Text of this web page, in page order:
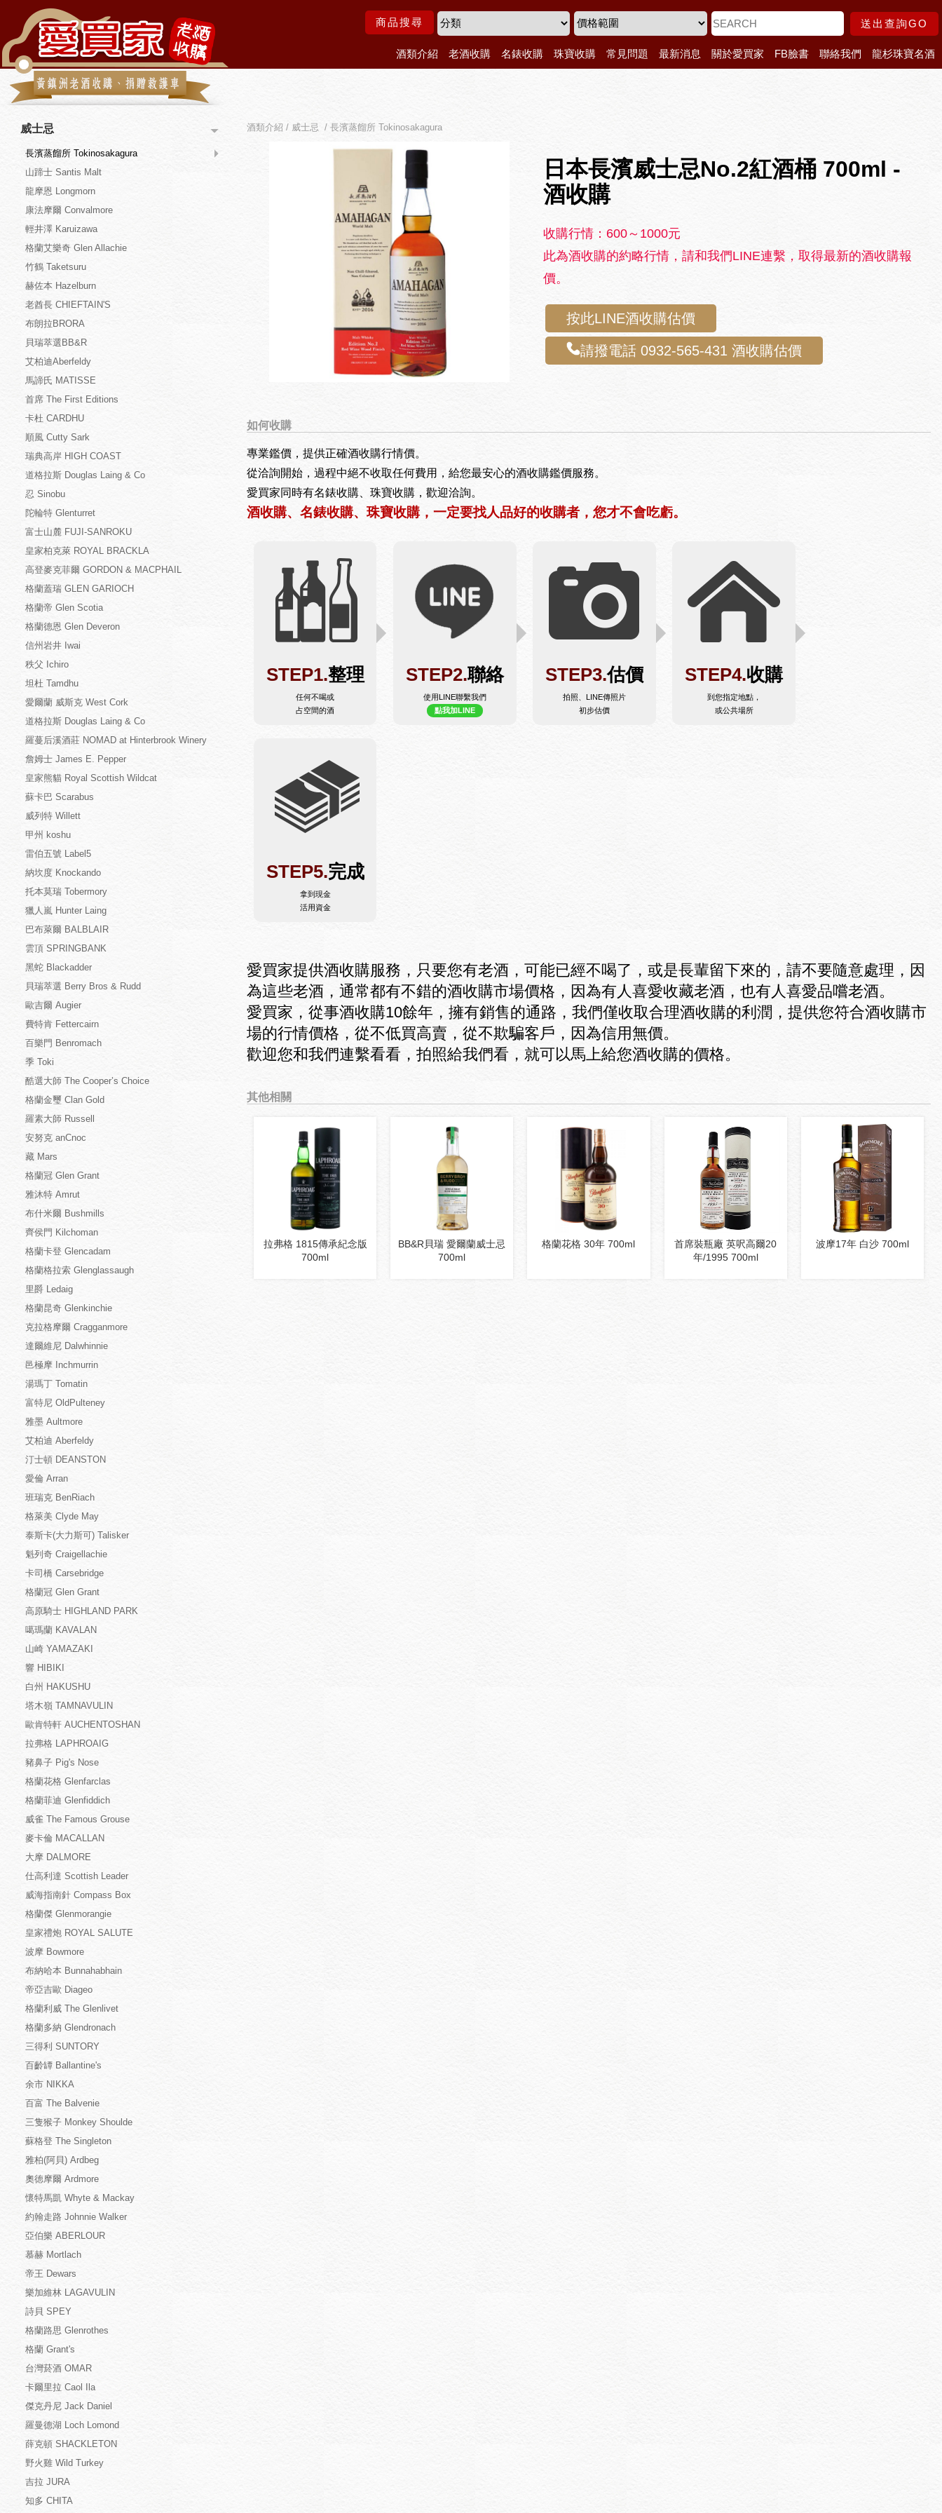
商品搜尋 送出查詢GO
酒類介紹 老酒收購 名錶收購 珠寶收購 常見問題 最新消息 關於愛買家 FB臉書 聯絡我們 龍杉珠寶名酒
威士忌
長濱蒸餾所 Tokinosakagura
山蹄士 Santis Malt
龍摩恩 Longmorn
康法摩爾 Convalmore
輕井澤 Karuizawa
格蘭艾樂奇 Glen Allachie
竹鶴 Taketsuru
赫佐本 Hazelburn
老酋長 CHIEFTAIN'S
布朗拉BRORA
貝瑞萃選BB&R
艾柏迪Aberfeldy
馬諦氏 MATISSE
首席 The First Editions
卡杜 CARDHU
順風 Cutty Sark
瑞典高岸 HIGH COAST
道格拉斯 Douglas Laing & Co
忍 Sinobu
陀輪特 Glenturret
富士山麓 FUJI-SANROKU
皇家柏克萊 ROYAL BRACKLA
高登麥克菲爾 GORDON & MACPHAIL
格蘭蓋瑞 GLEN GARIOCH
格蘭帝 Glen Scotia
格蘭德恩 Glen Deveron
信州岩井 Iwai
秩父 Ichiro
坦杜 Tamdhu
愛爾蘭 威斯克 West Cork
道格拉斯 Douglas Laing & Co
羅蔓后溪酒莊 NOMAD at Hinterbrook Winery
詹姆士 James E. Pepper
皇家熊貓 Royal Scottish Wildcat
蘇卡巴 Scarabus
威列特 Willett
甲州 koshu
雷伯五號 Label5
納坎度 Knockando
托本莫瑞 Tobermory
獵人嵐 Hunter Laing
巴布萊爾 BALBLAIR
雲頂 SPRINGBANK
黑蛇 Blackadder
貝瑞萃選 Berry Bros & Rudd
歐吉爾 Augier
費特肯 Fettercairn
百樂門 Benromach
季 Toki
酷選大師 The Cooper’s Choice
格蘭金璽 Clan Gold
羅素大師 Russell
安努克 anCnoc
藏 Mars
格蘭冠 Glen Grant
雅沐特 Amrut
布什米爾 Bushmills
齊侯門 Kilchoman
格蘭卡登 Glencadam
格蘭格拉索 Glenglassaugh
里爵 Ledaig
格蘭昆奇 Glenkinchie
克拉格摩爾 Cragganmore
達爾維尼 Dalwhinnie
邑極摩 Inchmurrin
湯瑪丁 Tomatin
富特尼 OldPulteney
雅墨 Aultmore
艾柏迪 Aberfeldy
汀士頓 DEANSTON
愛倫 Arran
班瑞克 BenRiach
格萊美 Clyde May
泰斯卡(大力斯可) Talisker
魁列奇 Craigellachie
卡司橋 Carsebridge
格蘭冠 Glen Grant
高原騎士 HIGHLAND PARK
噶瑪蘭 KAVALAN
山崎 YAMAZAKI
響 HIBIKI
白州 HAKUSHU
塔木嶺 TAMNAVULIN
歐肯特軒 AUCHENTOSHAN
拉弗格 LAPHROAIG
豬鼻子 Pig's Nose
格蘭花格 Glenfarclas
格蘭菲迪 Glenfiddich
威雀 The Famous Grouse
麥卡倫 MACALLAN
大摩 DALMORE
仕高利達 Scottish Leader
威海指南針 Compass Box
格蘭傑 Glenmorangie
皇家禮炮 ROYAL SALUTE
波摩 Bowmore
布納哈本 Bunnahabhain
帝亞吉歐 Diageo
格蘭利威 The Glenlivet
格蘭多納 Glendronach
三得利 SUNTORY
百齡罈 Ballantine's
余市 NIKKA
百富 The Balvenie
三隻猴子 Monkey Shoulde
蘇格登 The Singleton
雅柏(阿貝) Ardbeg
奧徳摩爾 Ardmore
懷特馬凱 Whyte & Mackay
約翰走路 Johnnie Walker
亞伯樂 ABERLOUR
慕赫 Mortlach
帝王 Dewars
樂加維林 LAGAVULIN
詩貝 SPEY
格蘭路思 Glenrothes
格蘭 Grant's
台灣菸酒 OMAR
卡爾里拉 Caol Ila
傑克丹尼 Jack Daniel
羅曼德湖 Loch Lomond
薛克頓 SHACKLETON
野火雞 Wild Turkey
吉拉 JURA
知多 CHITA
酒類介紹 / 威士忌 / 長濱蒸餾所 Tokinosakagura
日本長濱威士忌No.2紅酒桶 700ml -
酒收購
收購行情：600～1000元
此為酒收購的約略行情，請和我們LINE連繫，取得最新的酒收購報
價。
按此LINE酒收購估價
請撥電話 0932-565-431 酒收購估價
如何收購
專業鑑價，提供正確酒收購行情價。
從洽詢開始，過程中絕不收取任何費用，給您最安心的酒收購鑑價服務。
愛買家同時有名錶收購、珠寶收購，歡迎洽詢。
酒收購、名錶收購、珠寶收購，一定要找人品好的收購者，您才不會吃虧。
STEP1.整理
任何不喝或
占空間的酒
STEP2.聯絡
使用LINE聯繫我們
點我加LINE
STEP3.估價
拍照、LINE傳照片
初步估價
STEP4.收購
到您指定地點，
或公共場所
STEP5.完成
拿到現金
活用資金
愛買家提供酒收購服務，只要您有老酒，可能已經不喝了，或是長輩留下來的，請不要隨意處理，因
為這些老酒，通常都有不錯的酒收購市場價格，因為有人喜愛收藏老酒，也有人喜愛品嚐老酒。
愛買家，從事酒收購10餘年，擁有銷售的通路，我們僅收取合理酒收購的利潤，提供您符合酒收購市
場的行情價格，從不低買高賣，從不欺騙客戶，因為信用無價。
歡迎您和我們連繫看看，拍照給我們看，就可以馬上給您酒收購的價格。
其他相關
拉弗格 1815傳承紀念版
700ml
BB&R貝瑞 愛爾蘭威士忌
700ml
格蘭花格 30年 700ml
首席裝瓶廠 英呎高爾20
年/1995 700ml
波摩17年 白沙 700ml